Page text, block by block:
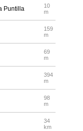
Puntilla
10
m
159
m
69
m
394
m
98
m
34
km